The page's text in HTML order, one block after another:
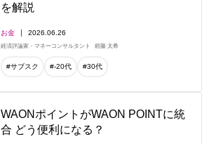
を解説
お金 2026.06.26
経済評論家・マネーコンサルタント 頼藤 太希
#サブスク #-20代 #30代
WAONポイントがWAON POINTに統
合 どう便利になる？